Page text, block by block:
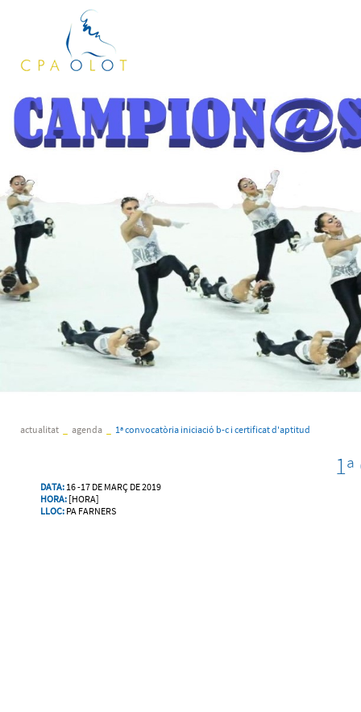
actualitat agenda 1ª convocatòria iniciació b-c i certificat d'aptitud
DATA:16 -17 DE MARÇ DE 2019
HORA:[HORA]
LLOC:PA FARNERS